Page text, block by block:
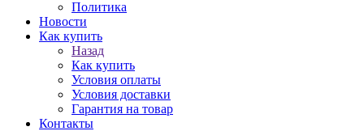
Политика
Новости
Как купить
Назад
Как купить
Условия оплаты
Условия доставки
Гарантия на товар
Контакты